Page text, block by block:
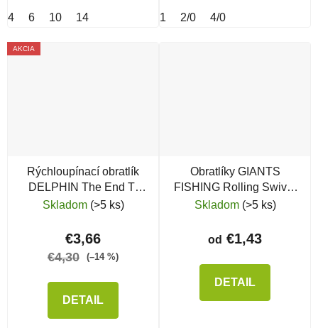
4 6 10 14 1 2/0 4/0
AKCIA
Rýchloupínací obratlík
DELPHIN The End T-
Lock
Skladom (>5 ks)
€3,66
€4,30 (–14 %)
DETAIL
Obratlíky GIANTS
FISHING Rolling Swivel
with Nice Snap s
Skladom (>5 ks)
od €1,43
DETAIL